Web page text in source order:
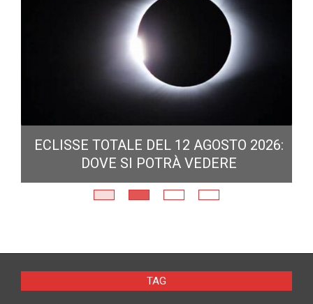
ECLISSE TOTALE DEL 12 AGOSTO 2026:
DOVE SI POTRÀ VEDERE
TAG